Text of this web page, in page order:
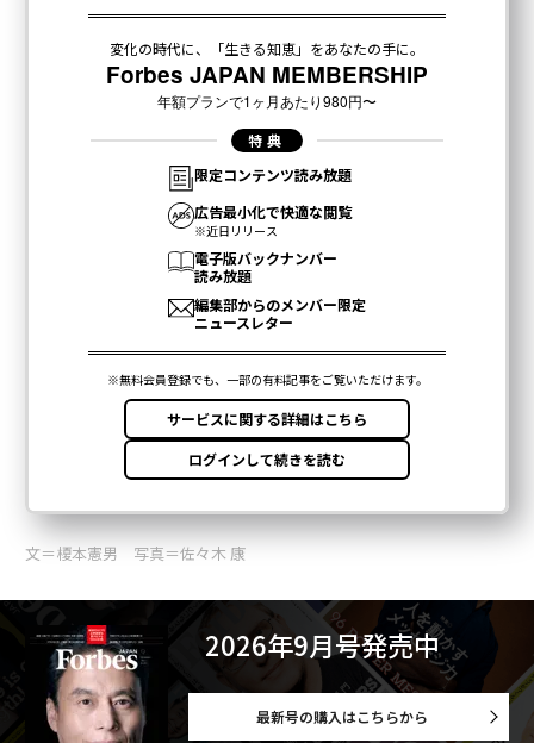
文＝榎本憲男 写真＝佐々木 康
2026年9月号発売中
最新号の購入はこちらから